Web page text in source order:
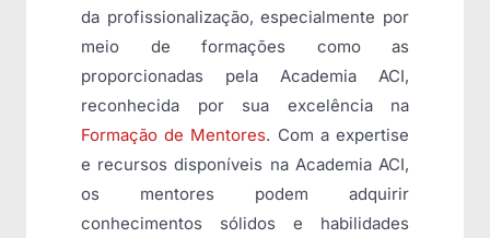
da profissionalização, especialmente por
meio de formações como as
proporcionadas pela Academia ACI,
reconhecida por sua excelência na
Formação de Mentores. Com a expertise
e recursos disponíveis na Academia ACI,
os mentores podem adquirir
conhecimentos sólidos e habilidades